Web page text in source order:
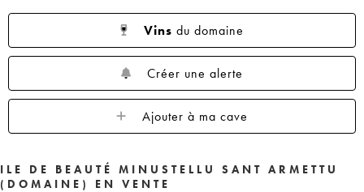
Vins du domaine
Créer une alerte
Ajouter à ma cave
ILE DE BEAUTÉ MINUSTELLU SANT ARMETTU
(DOMAINE) EN VENTE